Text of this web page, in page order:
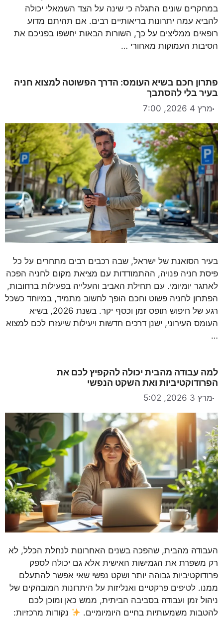
במחקרים שונים התגלה כי שינה על הצד השמאלי יכולה
להביא עמה יתרונות בריאותיים רבים. אם תהיתם מדוע
רופאים ממליצים על כך, השורות הבאות יחשפו בפניכם את
הסיבות העמוקות מאחורי …
פתרון חכם בשיא העומס: הדרך הפשוטה למצוא חניה
בעיר בלי להסתבך
מרץ 4 2026, 7:00
בעיר הסואנת של ישראל, שבה רכבים רבים מתחרים על כל
פיסת חניה פנויה, ההתמודדות עם מציאת מקום לחניה הפכה
לאתגר יומיומי. עם תחילת האביב והעלייה בפעילות ברחובות,
הפתרון לחניה פשוט וחכם הופך לחשוב מתמיד, במיוחד כשכל
רגע של חיפוש תופס זמן וכסף יקר. בשנת 2026, בשיא
העומס העירוני, ישנן דרכים חדשות ויעילות שיעזרו לכם למצוא
…
למה עבודה מהבית יכולה להקפיץ לכם את
הפרודוקטיביות ואת השקט הנפשי
מרץ 3 2026, 5:02
העבודה מהבית, שהפכה בשנים האחרונות לנחלת הכלל, לא
רק משפרת את הגמישות האישית אלא גם יכולה לספק
פרודוקטיביות גבוהה יותר ושקט נפשי שאי אפשר להתעלם
ממנו. לטיפים פרקטיים ואנליזות על היתרונות המובהקים של
ניהול זמן ועבודה בסביבה הביתית, ממש כאן ומוכן לכם
להטבות משמעותיות בחיים היומיומיים.
נקודות מרכזיות: